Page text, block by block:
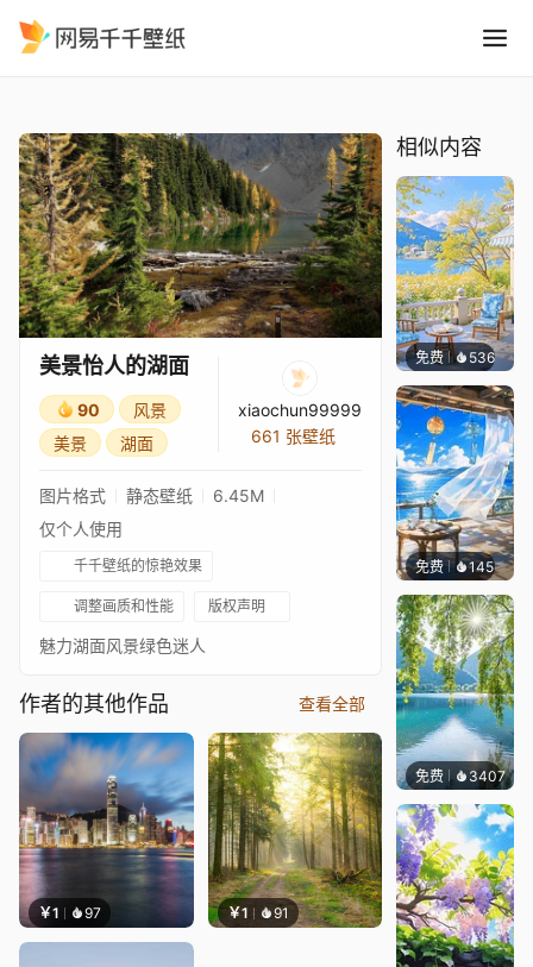
美景怡人的湖面
90
风景
美景
湖面
xiaochun99999
661 张壁纸
图片格式 静态壁纸
6.45M
仅个人使用
千千壁纸的惊艳效果
调整画质和性能 版权声明
魅力湖面风景绿色迷人
作者的其他作品 查看全部
￥1 97 ￥1 91
相似内容
免费 536豆子
免费 145渔小小
免费 3407豆子